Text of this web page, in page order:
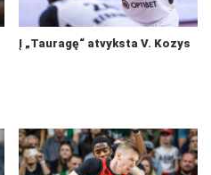
Į „Tauragę“ atvyksta V. Kozys